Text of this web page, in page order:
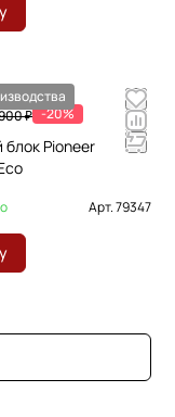
₽ -20%
блок Pioneer
Арт.79347